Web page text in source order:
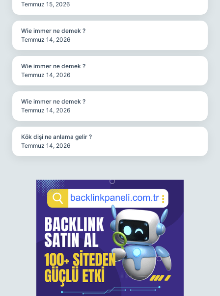
Temmuz 15, 2026
Wie immer ne demek ?
Temmuz 14, 2026
Wie immer ne demek ?
Temmuz 14, 2026
Wie immer ne demek ?
Temmuz 14, 2026
Kök dişi ne anlama gelir ?
Temmuz 14, 2026